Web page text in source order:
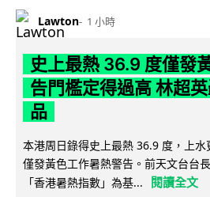
Lawton 1 小時
史上最熱 36.9 度僅發
告門檻定得過高 林超
品
本港周日錄得史上最熱 36.9 度，上
僅發黃色工作暑熱警告。前天文台台
「香港暑熱指數」為基...
閱讀全文